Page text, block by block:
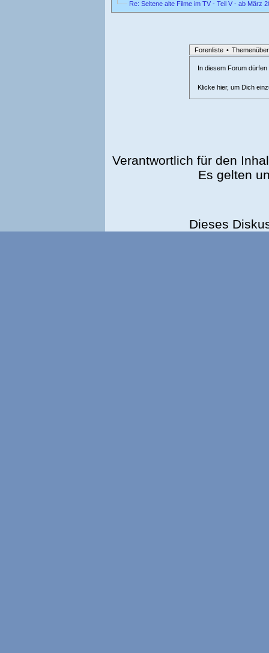
Re: Seltene alte Filme im TV - Teil V - ab März
Forenliste •
In diesem Forum
Klicke hier, um Dich
Verantwortlich für den
Es gelten
Dieses